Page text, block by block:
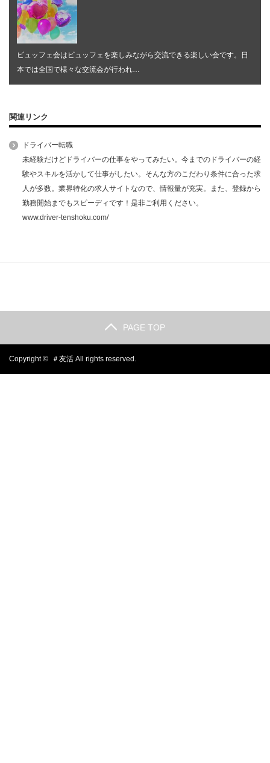
ビュッフェ会はビュッフェを楽しみながら交流できる楽しい会です。日
本では全国で様々な交流会が行われ…
関連リンク
ドライバー転職
未経験だけどドライバーの仕事をやってみたい。今までのドライバーの経
験やスキルを活かして仕事がしたい。そんな方のこだわり条件に合った求
人が多数。業界特化の求人サイトなので、情報量が充実。また、登録から
勤務開始までもスピーディです！是非ご利用ください。
www.driver-tenshoku.com/
PAGE TOP
Copyright © ＃友活 All rights reserved.